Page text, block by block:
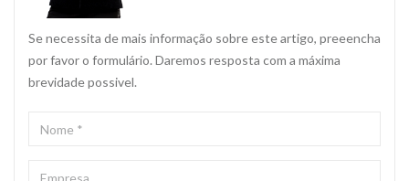
Se necessita de mais informação sobre este artigo, preeencha
por favor o formulário. Daremos resposta com a máxima
brevidade possivel.